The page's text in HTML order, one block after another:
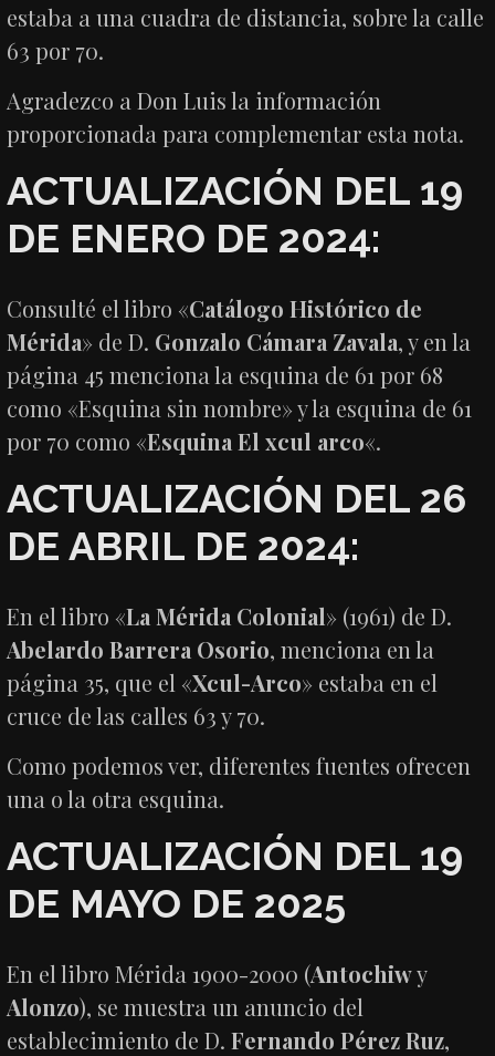
estaba a una cuadra de distancia, sobre la calle
63 por 70.
Agradezco a Don Luis la información
proporcionada para complementar esta nota.
ACTUALIZACIÓN DEL 19
DE ENERO DE 2024:
Consulté el libro «Catálogo Histórico de
Mérida» de D. Gonzalo Cámara Zavala, y en la
página 45 menciona la esquina de 61 por 68
como «Esquina sin nombre» y la esquina de 61
por 70 como «Esquina El xcul arco«.
ACTUALIZACIÓN DEL 26
DE ABRIL DE 2024:
En el libro «La Mérida Colonial» (1961) de D.
Abelardo Barrera Osorio, menciona en la
página 35, que el «Xcul-Arco» estaba en el
cruce de las calles 63 y 70.
Como podemos ver, diferentes fuentes ofrecen
una o la otra esquina.
ACTUALIZACIÓN DEL 19
DE MAYO DE 2025
En el libro Mérida 1900-2000 (Antochiwy
Alonzo), se muestra un anuncio del
establecimiento de D.Fernando Pérez Ruz,